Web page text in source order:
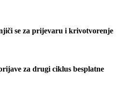
se za prijevaru i krivotvorenje
za drugi ciklus besplatne